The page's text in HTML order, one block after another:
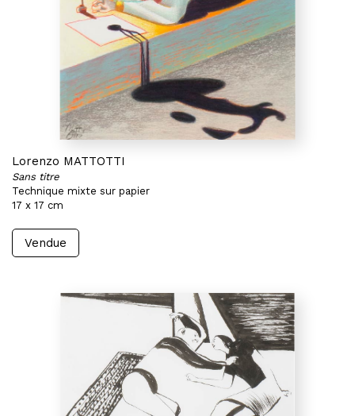
Lorenzo MATTOTTI
Sans titre
Technique mixte sur papier
17 x 17 cm
Vendue